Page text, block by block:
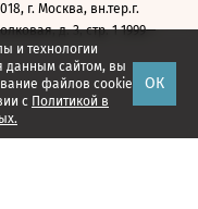
и технологии
данным сайтом, вы
файлов cookie
с Политикой в
ОК
г. Москва, вн.тер.г.
д. 3, стр. 1 1999—